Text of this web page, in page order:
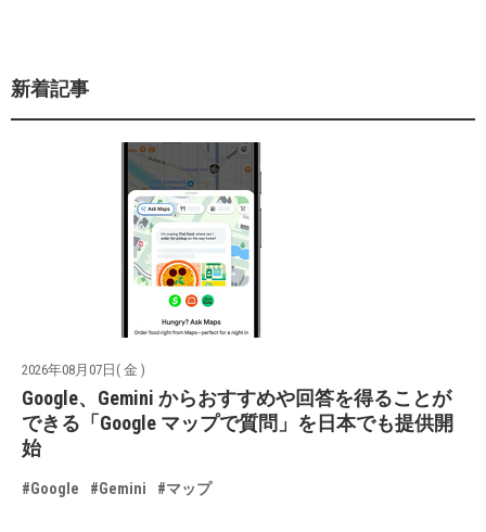
新着記事
2026年08月07日( 金 )
Google、Gemini からおすすめや回答を得ることが
できる「Google マップで質問」を日本でも提供開
始
#Google #Gemini #マップ